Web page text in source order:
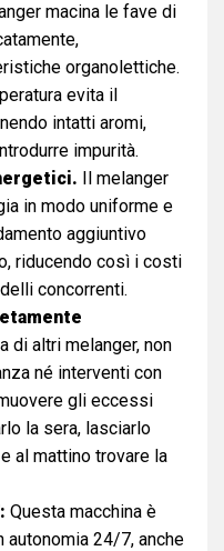
macina le fave di
organolettiche.
evita il
intatti aromi,
impurità.
Il melanger
in modo uniforme e
aggiuntivo
riducendo così i costi
concorrenti.
di altri melanger, non
né interventi con
gli eccessi
la sera, lasciarlo
al mattino trovare la
Questa macchina è
autonomia 24/7, anche